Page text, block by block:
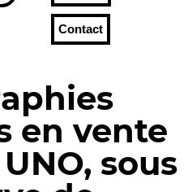
Contact
en vente
sous